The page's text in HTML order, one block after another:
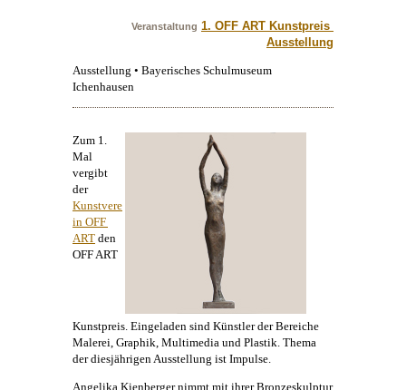
Veranstaltung 1. OFF ART Kunstpreis
Ausstellung
Ausstellung • Bayerisches Schulmuseum
Ichenhausen
Zum 1.
Mal
vergibt
der
Kunstvere
in OFF
ART den
OFF ART
Kunstpreis. Eingeladen sind Künstler der Bereiche
Malerei , Graphik, Multimedia und Plastik. Thema
der diesjährigen Ausstellung ist Impulse.
Angelika Kienbergernimmt mit ihrer Bronzeskulptur